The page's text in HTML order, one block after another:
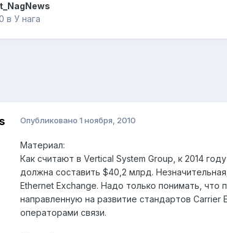
в У нага
Опубликовано 1 ноября, 2010
Материал:
Как считают в Vertical System Group, к 2014
должна составить $40,2 млрд.
Ethernet Exchange. Надо только понимать,
направленную на развитие стандартов
операторами связи.